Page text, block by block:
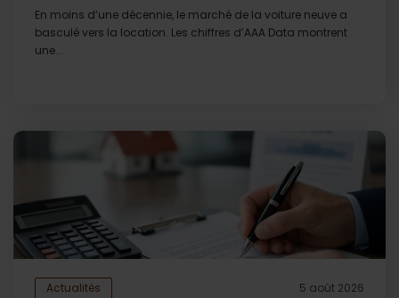
En moins d’une décennie, le marché de la voiture neuve a
basculé vers la location. Les chiffres d’AAA Data montrent
une...
Actualités 5 août 2026